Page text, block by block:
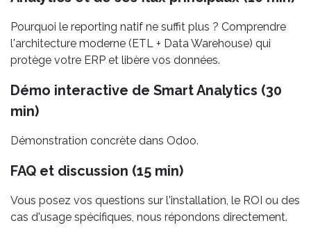
Pourquoi le reporting natif ne suffit plus ? Comprendre
l'architecture moderne (ETL + Data Warehouse) qui
protège votre ERP et libère vos données.
Démo interactive de Smart Analytics (30
min)
Démonstration concrète dans Odoo.
FAQ et discussion (15 min)
Vous posez vos questions sur l'installation, le ROI ou des
cas d'usage spécifiques, nous répondons directement.